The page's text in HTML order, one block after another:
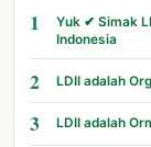
1
Yuk ✔ Simak
Indonesia
2 LDII adalah
3 LDII adalah